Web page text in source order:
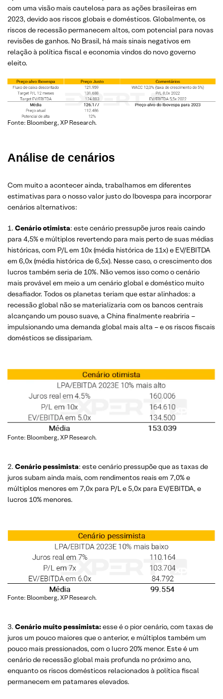
com uma visão mais cautelosa para as ações brasileiras em
2023, devido aos riscos globais e domésticos. Globalmente, os
riscos de recessão permanecem altos, com potencial para novas
revisões de ganhos. No Brasil, há mais sinais negativos em
relação à política fiscal e economia vindos do novo governo
eleito.
Fonte: Bloomberg, XP Research.
Análise de cenários
Com muito a acontecer ainda, trabalhamos em diferentes
estimativas para o nosso valor justo do Ibovespa para incorporar
cenários alternativos:
1. Cenário otimista: este cenário pressupõe juros reais caindo
para 4,5% e múltiplos revertendo para mais perto de suas médias
históricas, com P/L em 10x (média histórica de 11x) e EV/EBITDA
em 6,0x (média histórica de 6,5x). Nesse caso, o crescimento dos
lucros também seria de 10%. Não vemos isso como o cenário
mais provável em meio a um cenário global e doméstico muito
desafiador. Todos os planetas teriam que estar alinhados: a
recessão global não se materializaria com os bancos centrais
alcançando um pouso suave, a China finalmente reabriria –
impulsionando uma demanda global mais alta – e os riscos fiscais
domésticos se dissipariam.
Fonte: Bloomberg, XP Research.
2. Cenário pessimista: este cenário pressupõe que as taxas de
juros subam ainda mais, com rendimentos reais em 7,0% e
múltiplos menores em 7,0x para P/L e 5,0x para EV/EBITDA, e
lucros 10% menores.
Fonte: Bloomberg, XP Research.
3. Cenário muito pessimista:esse é o pior cenário, com taxas de
juros um pouco maiores que o anterior, e múltiplos também um
pouco mais pressionados, com o lucro 20% menor. Este é um
cenário de recessão global mais profunda no próximo ano,
enquanto os riscos domésticos relacionados à política fiscal
permanecem em patamares elevados.